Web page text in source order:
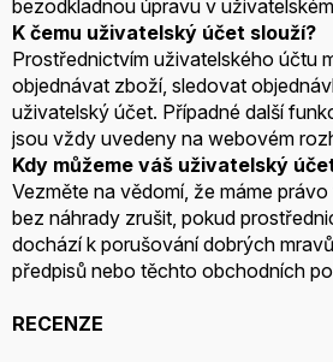
bezodkladnou úpravu v
K čemu uživatelský účet slouží?
Prostřednictvím uživatelského účtu
objednávat zboží, sledovat
uživatelský účet. Případné další
jsou vždy uvedeny na webovém
Kdy můžeme váš uživatelský
Vezměte na vědomí, že máme
bez náhrady zrušit, pokud
dochází k porušování dobrých
předpisů nebo těchto obchodních
RECENZE